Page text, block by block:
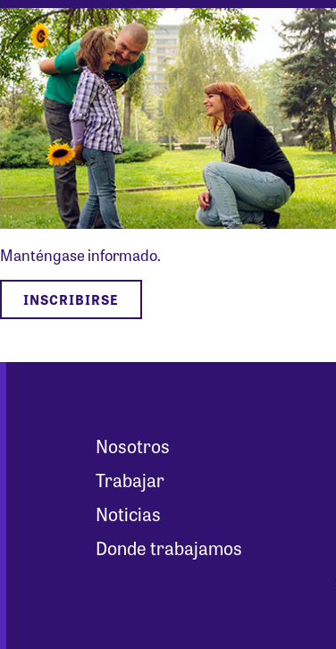
Manténgase informado.
INSCRIBIRSE
Nosotros
Trabajar
Noticias
Donde trabajamos